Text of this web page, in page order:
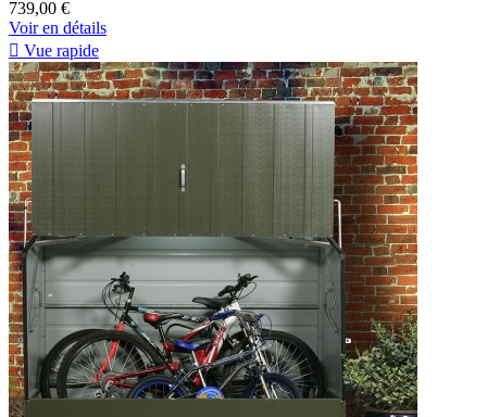
739,00 €
Voir en détails
 Vue rapide